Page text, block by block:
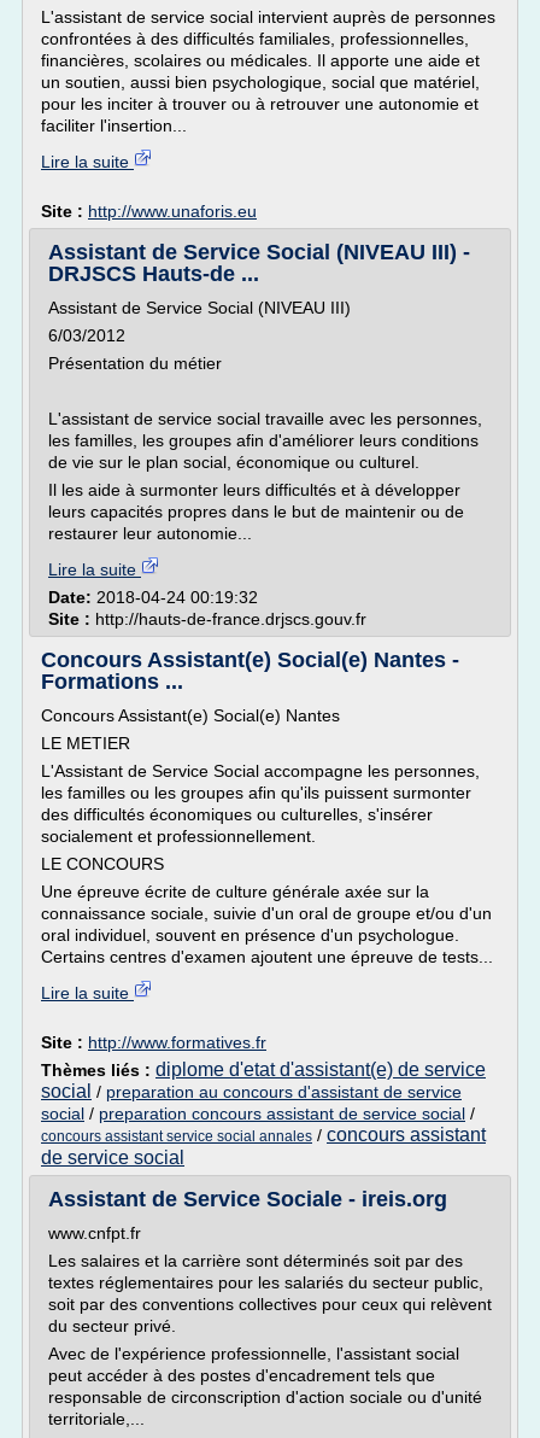
L'assistant de service social intervient auprès de personnes
confrontées à des difficultés familiales, professionnelles,
financières, scolaires ou médicales. Il apporte une aide et
un soutien, aussi bien psychologique, social que matériel,
pour les inciter à trouver ou à retrouver une autonomie et
faciliter l'insertion...
Lire la suite
Site : http://www.unaforis.eu
Assistant de Service Social (NIVEAU III) -
DRJSCS Hauts-de ...
Assistant de Service Social (NIVEAU III)
6/03/2012
Présentation du métier
L'assistant de service social travaille avec les personnes,
les familles, les groupes afin d'améliorer leurs conditions
de vie sur le plan social, économique ou culturel.
Il les aide à surmonter leurs difficultés et à développer
leurs capacités propres dans le but de maintenir ou de
restaurer leur autonomie...
Lire la suite
Date: 2018-04-24 00:19:32
Site : http://hauts-de-france.drjscs.gouv.fr
Concours Assistant(e) Social(e) Nantes -
Formations ...
Concours Assistant(e) Social(e) Nantes
LE METIER
L'Assistant de Service Social accompagne les personnes,
les familles ou les groupes afin qu'ils puissent surmonter
des difficultés économiques ou culturelles, s'insérer
socialement et professionnellement.
LE CONCOURS
Une épreuve écrite de culture générale axée sur la
connaissance sociale, suivie d'un oral de groupe et/ou d'un
oral individuel, souvent en présence d'un psychologue.
Certains centres d'examen ajoutent une épreuve de tests...
Lire la suite
Site : http://www.formatives.fr
Thèmes liés : diplome d'etat d'assistant(e) de service
social / preparation au concours d'assistant de service
social / preparation concours assistant de service social /
concours assistant service social annales / concours assistant
de service social
Assistant de Service Sociale - ireis.org
www.cnfpt.fr
Les salaires et la carrière sont déterminés soit par des
textes réglementaires pour les salariés du secteur public,
soit par des conventions collectives pour ceux qui relèvent
du secteur privé.
Avec de l'expérience professionnelle, l'assistant social
peut accéder à des postes d'encadrement tels que
responsable de circonscription d'action sociale ou d'unité
territoriale,...